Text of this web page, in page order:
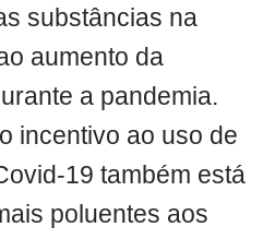
substâncias na
aumento da
a pandemia.
incentivo ao uso de
19 também está
poluentes aos